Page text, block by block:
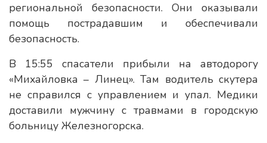
региональной безопасности. Они оказывали
помощь пострадавшим и обеспечивали
безопасность.
В 15:55 спасатели прибыли на автодорогу
«Михайловка – Линец». Там водитель скутера
не справился с управлением и упал. Медики
доставили мужчину с травмами в городскую
больницу Железногорска.